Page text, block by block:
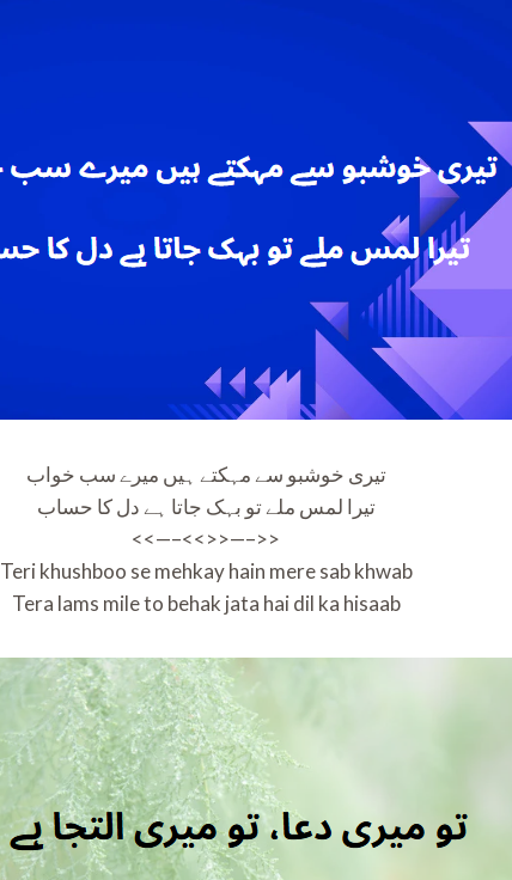
تیری خوشبو سے مہکتے ہیں میرے سب خواب
تیرا لمس ملے تو بہک جاتا ہے دل کا حساب
<<—–<<>>—–>>
Teri khushboo se mehkay hain mere sab khwab
Tera lams mile to behak jata hai dil ka hisaab